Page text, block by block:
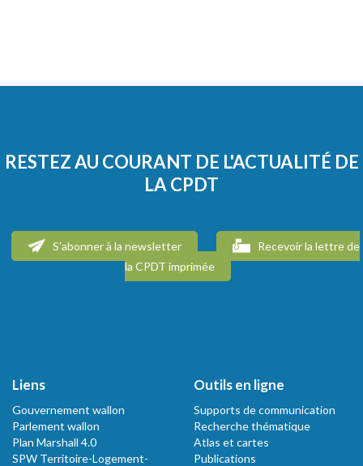
RESTEZ AU COURANT DE L'ACTUALITÉ DE
LA CPDT
S'abonner à la newsletter
Recevoir la lettre de
la CPDT imprimée
Liens
Gouvernement wallon
Parlement wallon
Plan Marshall 4.0
SPW Territoire-Logement-
Outils en ligne
Supports de communication
Recherche thématique
Atlas et cartes
Publications